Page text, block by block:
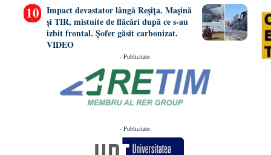
Impact devastator lângă Reșița. Mașină
și TIR, mistuite de flăcări după ce s-au
izbit frontal. Șofer găsit carbonizat.
VIDEO
- Publicitate-
- Publicitate-